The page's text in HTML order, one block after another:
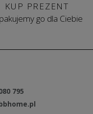
KUP PREZENT
go dla Ciebie
795